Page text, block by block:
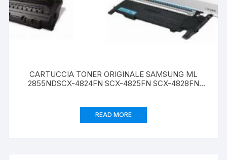
CARTUCCIA TONER ORIGINALE SAMSUNG ML
2855NDSCX-4824FN SCX-4825FN SCX-4828FN
READ MORE